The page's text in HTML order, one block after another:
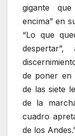
gigante
encima” en
“Lo que
de poner en
de las siete
de la
cuadro
de los